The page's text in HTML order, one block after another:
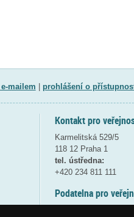
mailem prohlášení o
Kontakt pro
Karmelitská 529/5
118 12 Praha 1
tel. ústředna:
+420 234 811 111
Podatelna pro